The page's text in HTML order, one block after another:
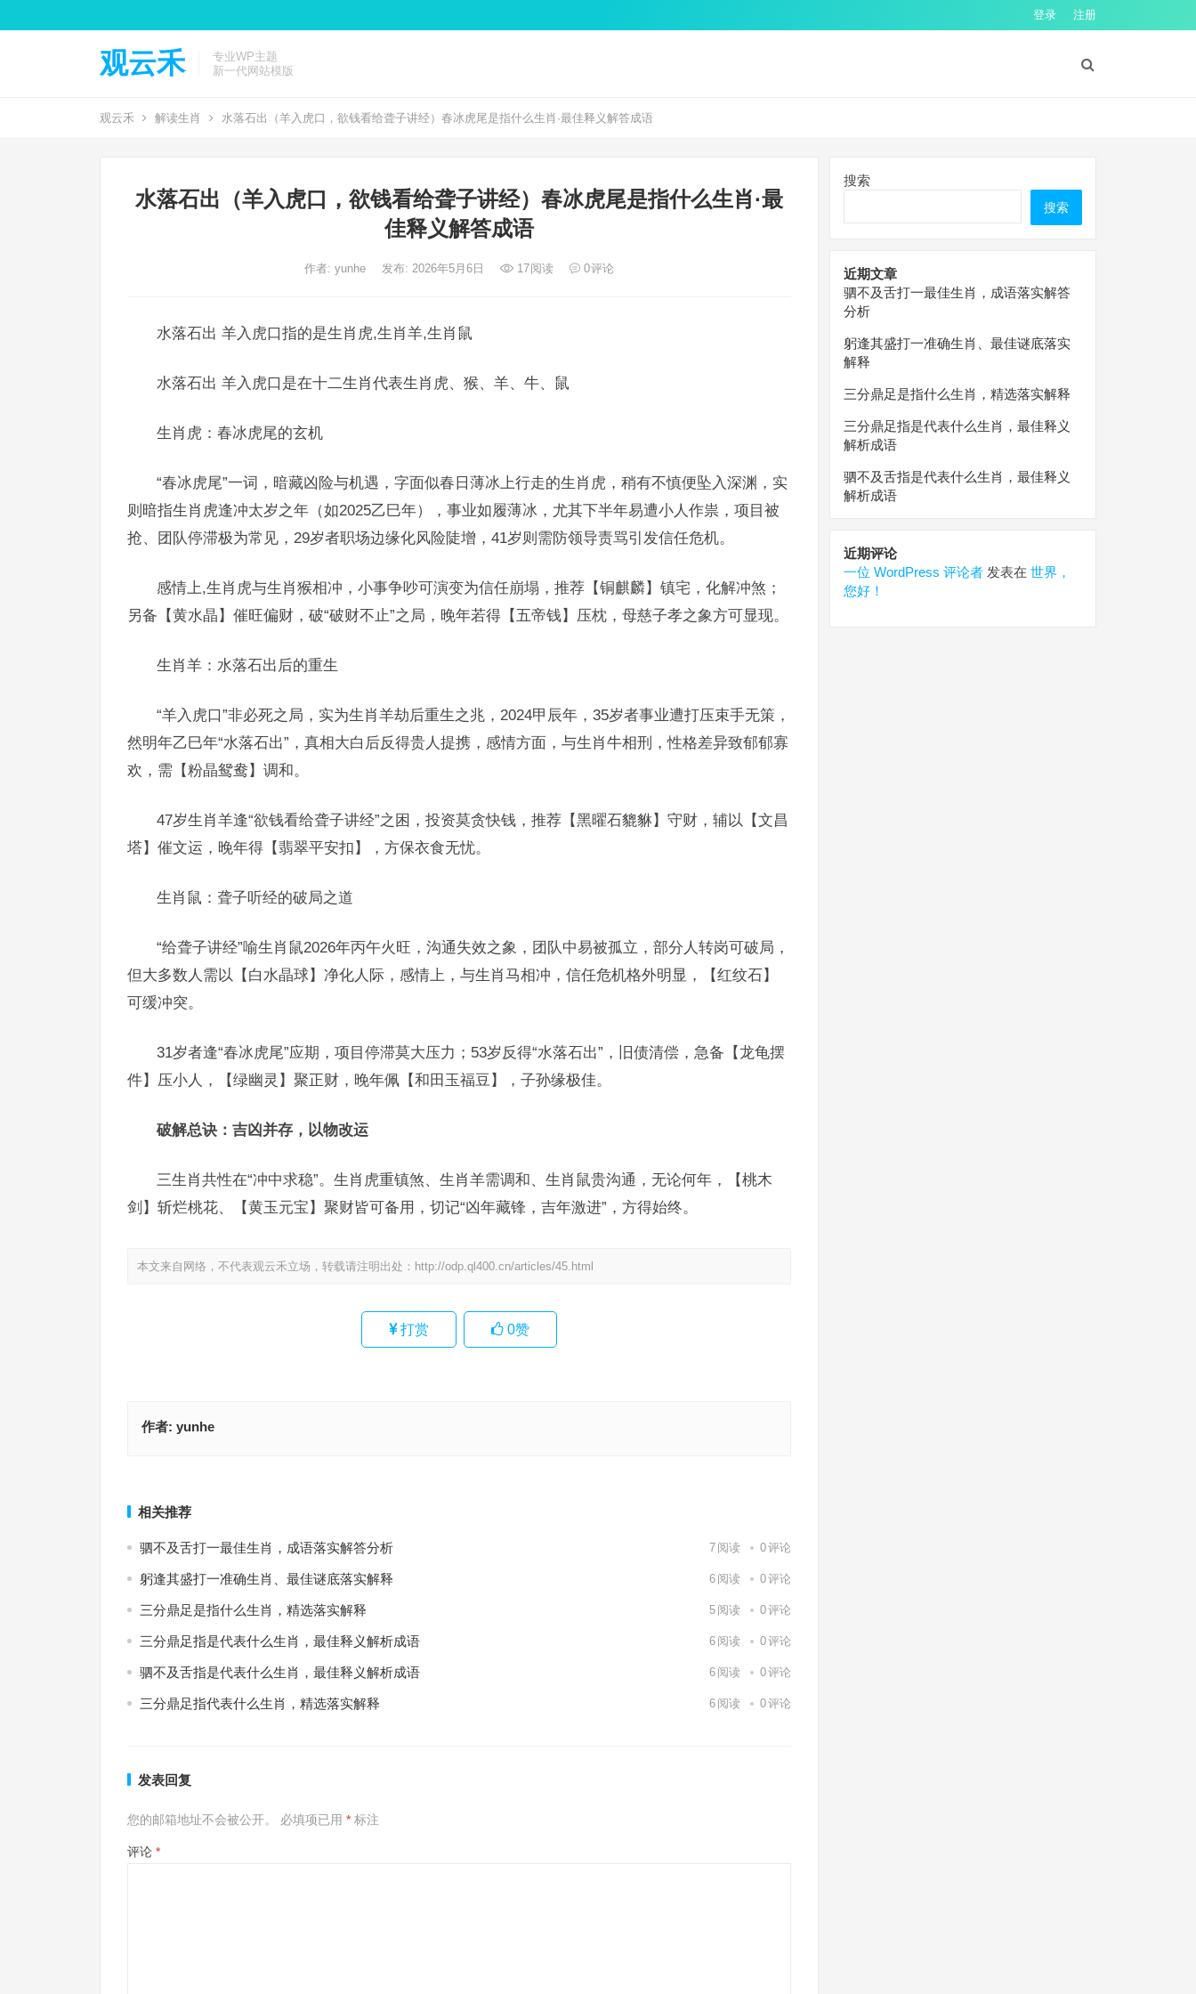
登录 注册
观云禾
专业WP主题
新一代网站模版
观云禾 解读生肖 水落石出（羊入虎口，欲钱看给聋子讲经）春冰虎尾是指什么生肖·最佳释义解答成语
水落石出（羊入虎口，欲钱看给聋子讲经）春冰虎尾是指什么生肖·最
佳释义解答成语
作者: yunhe 发布: 2026年5月6日 17阅读 0评论
水落石出 羊入虎口指的是生肖虎,生肖羊,生肖鼠
水落石出 羊入虎口是在十二生肖代表生肖虎、猴、羊、牛、鼠
生肖虎：春冰虎尾的玄机
“春冰虎尾”一词，暗藏凶险与机遇，字面似春日薄冰上行走的生肖虎，稍有不慎便坠入深渊，实
则暗指生肖虎逢冲太岁之年（如2025乙巳年），事业如履薄冰，尤其下半年易遭小人作祟，项目被
抢、团队停滞极为常见，29岁者职场边缘化风险陡增，41岁则需防领导责骂引发信任危机。
感情上,生肖虎与生肖猴相冲，小事争吵可演变为信任崩塌，推荐【铜麒麟】镇宅，化解冲煞；
另备【黄水晶】催旺偏财，破“破财不止”之局，晚年若得【五帝钱】压枕，母慈子孝之象方可显现。
生肖羊：水落石出后的重生
“羊入虎口”非必死之局，实为生肖羊劫后重生之兆，2024甲辰年，35岁者事业遭打压束手无策，
然明年乙巳年“水落石出”，真相大白后反得贵人提携，感情方面，与生肖牛相刑，性格差异致郁郁寡
欢，需【粉晶鸳鸯】调和。
47岁生肖羊逢“欲钱看给聋子讲经”之困，投资莫贪快钱，推荐【黑曜石貔貅】守财，辅以【文昌
塔】催文运，晚年得【翡翠平安扣】，方保衣食无忧。
生肖鼠：聋子听经的破局之道
“给聋子讲经”喻生肖鼠2026年丙午火旺，沟通失效之象，团队中易被孤立，部分人转岗可破局，
但大多数人需以【白水晶球】净化人际，感情上，与生肖马相冲，信任危机格外明显，【红纹石】
可缓冲突。
31岁者逢“春冰虎尾”应期，项目停滞莫大压力；53岁反得“水落石出”，旧债清偿，急备【龙龟摆
件】压小人，【绿幽灵】聚正财，晚年佩【和田玉福豆】，子孙缘极佳。
破解总诀：吉凶并存，以物改运
三生肖共性在“冲中求稳”。生肖虎重镇煞、生肖羊需调和、生肖鼠贵沟通，无论何年，【桃木
剑】斩烂桃花、【黄玉元宝】聚财皆可备用，切记“凶年藏锋，吉年激进”，方得始终。
本文来自网络，不代表观云禾立场，转载请注明出处： http://odp.ql400.cn/articles/45.html
打赏 0赞
作者: yunhe
相关推荐
驷不及舌打一最佳生肖，成语落实解答分析 7 阅读 0评论
躬逢其盛打一准确生肖、最佳谜底落实解释 6 阅读 0评论
三分鼎足是指什么生肖，精选落实解释 5 阅读 0评论
三分鼎足指是代表什么生肖，最佳释义解析成语 6 阅读 0评论
驷不及舌指是代表什么生肖，最佳释义解析成语 6 阅读 0评论
三分鼎足指代表什么生肖，精选落实解释 6 阅读 0评论
发表回复
您的邮箱地址不会被公开。 必填项已用 * 标注
评论 *
搜索
搜索
近期文章
驷不及舌打一最佳生肖，成语落实解答
分析
躬逢其盛打一准确生肖、最佳谜底落实
解释
三分鼎足是指什么生肖，精选落实解释
三分鼎足指是代表什么生肖，最佳释义
解析成语
驷不及舌指是代表什么生肖，最佳释义
解析成语
近期评论
一位 WordPress 评论者 发表在 世界，
您好！